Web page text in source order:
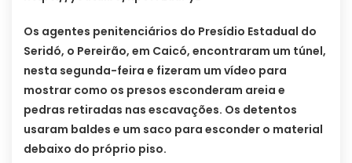
Os agentes penitenciários do Presídio Estadual do
Seridó, o Pereirão, em Caicó, encontraram um túnel,
nesta segunda-feira e fizeram um vídeo para
mostrar como os presos esconderam areia e
pedras retiradas nas escavações. Os detentos
usaram baldes e um saco para esconder o material
debaixo do próprio piso.